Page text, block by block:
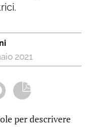
2021
per descrivere